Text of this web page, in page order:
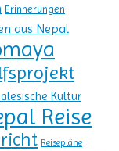
Erinnerungen
aus Nepal
Kultur
Reise
Reisepläne